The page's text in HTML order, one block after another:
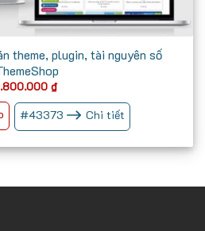
theme, plugin, tài nguyên số
₫
#43373 Chi tiết